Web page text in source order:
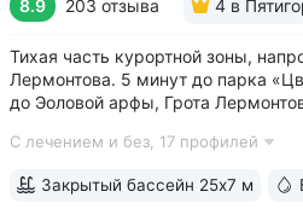
8.9 203 отзыва 4 в
Тихая часть курортной зоны,
Лермонтова. 5 минут до парка
до Эоловой арфы, Грота
минеральной воды № 29. Воду
С лечением и без, 17 профилей
Закрытый бассейн 25х7 м